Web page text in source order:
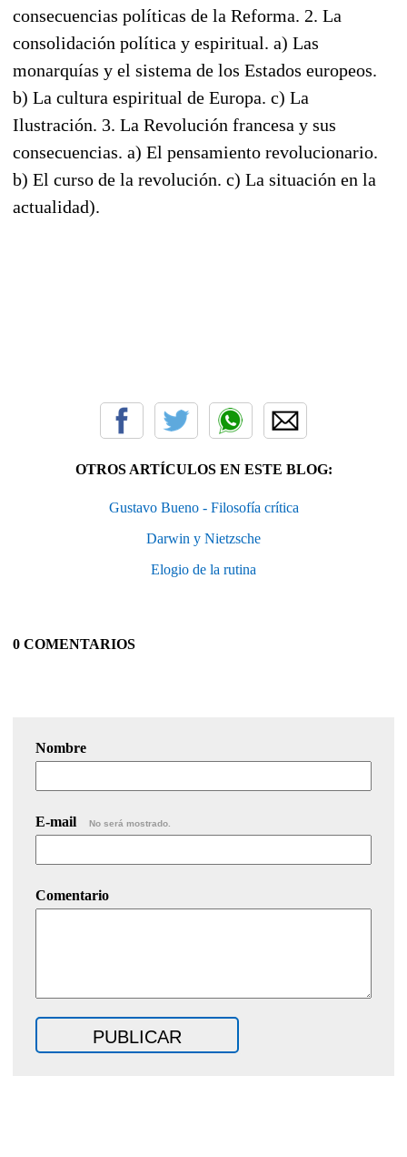
consecuencias políticas de la Reforma. 2. La
consolidación política y espiritual. a) Las
monarquías y el sistema de los Estados europeos.
b) La cultura espiritual de Europa. c) La
Ilustración. 3. La Revolución francesa y sus
consecuencias. a) El pensamiento revolucionario.
b) El curso de la revolución. c) La situación en la
actualidad).
OTROS ARTÍCULOS EN ESTE BLOG:
Gustavo Bueno - Filosofía crítica
Darwin y Nietzsche
Elogio de la rutina
0 COMENTARIOS
Nombre
E-mail No será mostrado.
Comentario